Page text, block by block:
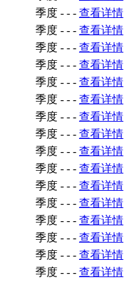
季度 - - - 查看详情
季度 - - - 查看详情
季度 - - - 查看详情
季度 - - - 查看详情
季度 - - - 查看详情
季度 - - - 查看详情
季度 - - - 查看详情
季度 - - - 查看详情
季度 - - - 查看详情
季度 - - - 查看详情
季度 - - - 查看详情
季度 - - - 查看详情
季度 - - - 查看详情
季度 - - - 查看详情
季度 - - - 查看详情
季度 - - - 查看详情